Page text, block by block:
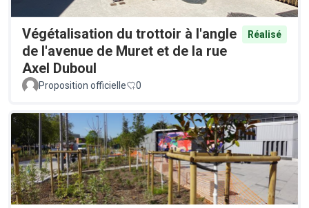
Végétalisation du trottoir à l'angle
de l'avenue de Muret et de la rue
Axel Duboul
Réalisé
Proposition officielle 0